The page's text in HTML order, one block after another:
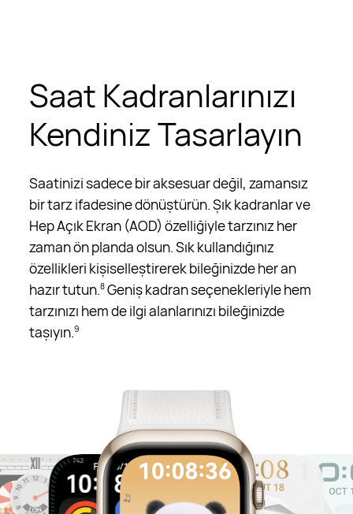
Saat Kadranlarınızı
Kendiniz Tasarlayın
Saatinizi sadece bir aksesuar değil, zamansız
bir tarz ifadesine dönüştürün. Şık kadranlar ve
Hep Açık Ekran (AOD) özelliğiyle tarzınız her
zaman ön planda olsun. Sık kullandığınız
özellikleri kişiselleştirerek bileğinizde her an
hazır tutun.8 Geniş kadran seçenekleriyle hem
tarzınızı hem de ilgi alanlarınızı bileğinizde
taşıyın.9